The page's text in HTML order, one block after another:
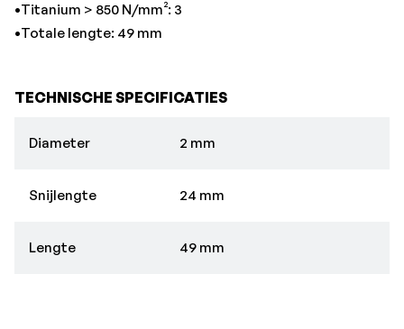
•Titanium > 850 N/mm²: 3
•Totale lengte: 49 mm
TECHNISCHE SPECIFICATIES
Diameter 2 mm
Snijlengte 24 mm
Lengte 49 mm